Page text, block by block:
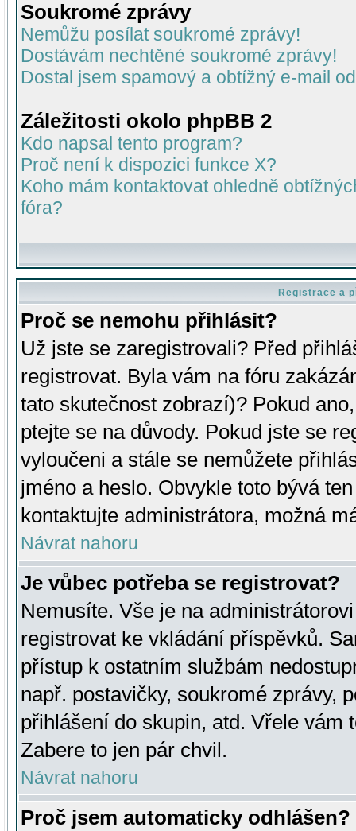
Soukromé zprávy
Nemůžu posílat soukromé zprávy!
Dostávám nechtěné soukromé zprávy!
Dostal jsem spamový a obtížný e-mail
Záležitosti okolo phpBB 2
Kdo napsal tento program?
Proč není k dispozici funkce X?
Koho mám kontaktovat ohledně
fóra?
Registrace a
Proč se nemohu přihlásit?
Už jste se zaregistrovali? Před
registrovat. Byla vám na fóru
tato skutečnost zobrazí)? Pokud
ptejte se na důvody. Pokud jste se
vyloučeni a stále se nemůžete
jméno a heslo. Obvykle toto bývá
kontaktujte administrátora, možná
Návrat nahoru
Je vůbec potřeba se registrovat?
Nemusíte. Vše je na
registrovat ke vkládání příspěvků.
přístup k ostatním službám
např. postavičky, soukromé zprávy,
přihlášení do skupin, atd. Vřele vám
Zabere to jen pár chvil.
Návrat nahoru
Proč jsem automaticky odhlášen?